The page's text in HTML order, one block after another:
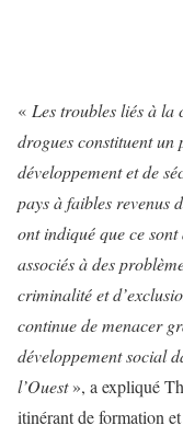
« Les troubles liés à la
drogues constituent un
développement et de
pays à faibles revenus
ont indiqué que ce
associés à des
criminalité et
continue de menacer
développement social
l’Ouest», a expliqué
itinérant de formation